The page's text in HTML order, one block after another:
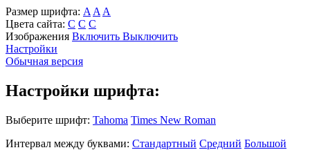
Размер шрифта: A A A
Цвета сайта: С С С
Изображения Включить Выключить
Настройки
Обычная версия
Настройки шрифта:
Выберите шрифт: Tahoma Times New Roman
Интервал между буквами: Стандартный Средний Большой